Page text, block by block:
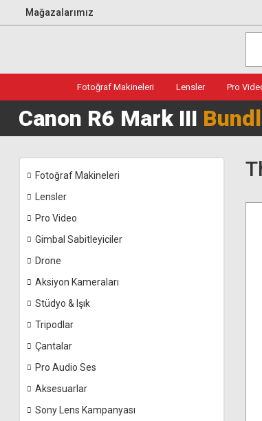
Mağazalarımız
Fotoğraf Makineleri Lensler Pro
Canon R6 Mark III
Fotoğraf Makineleri
Lensler
Pro Video
Gimbal Sabitleyiciler
Drone
Aksiyon Kameraları
Stüdyo & Işık
Tripodlar
Çantalar
Pro Audio Ses
Aksesuarlar
Sony Lens Kampanyası